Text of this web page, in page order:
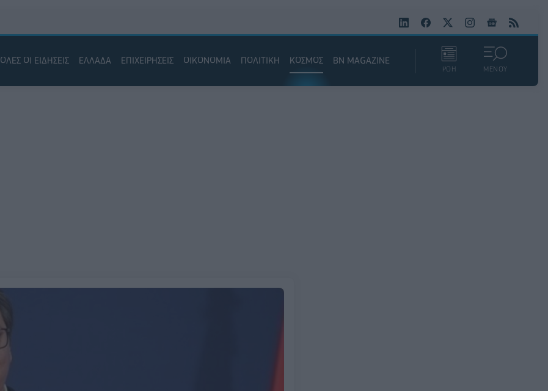
ΟΛΕΣ ΟΙ ΕΙΔΗΣΕΙΣ ΕΛΛΑΔΑ ΕΠΙΧΕΙΡΗΣΕΙΣ ΟΙΚΟΝΟΜΙΑ ΠΟΛΙΤΙΚΗ ΚΟΣΜΟΣ BN MAGAZINE
ΡΟΗ ΜΕΝΟΥ